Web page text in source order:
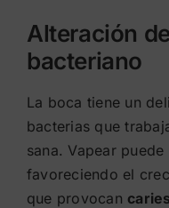
Alteración
bacteriano
La boca tiene un
bacterias que
sana. Vapear puede
favoreciendo el
que provocan caries